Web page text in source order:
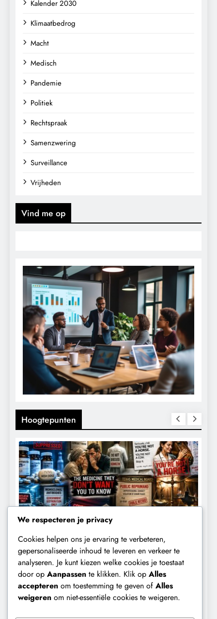
Kalender 2030
Klimaatbedrog
Macht
Medisch
Pandemie
Politiek
Rechtspraak
Samenzwering
Surveillance
Vrijheden
Vind me op
Hoogtepunten
CENSUUR CONTROLE
De medicatie die volgens sommige
kankerpatiënten verborgen blijft voor
hun eigen arts.
We respecteren je privacy
Cookies helpen ons je ervaring te verbeteren,
gepersonaliseerde inhoud te leveren en verkeer te
analyseren. Je kunt kiezen welke cookies je toestaat
door op Aanpassen te klikken. Klik op Alles
accepteren om toestemming te geven of Alles
weigeren om niet-essentiële cookies te weigeren.